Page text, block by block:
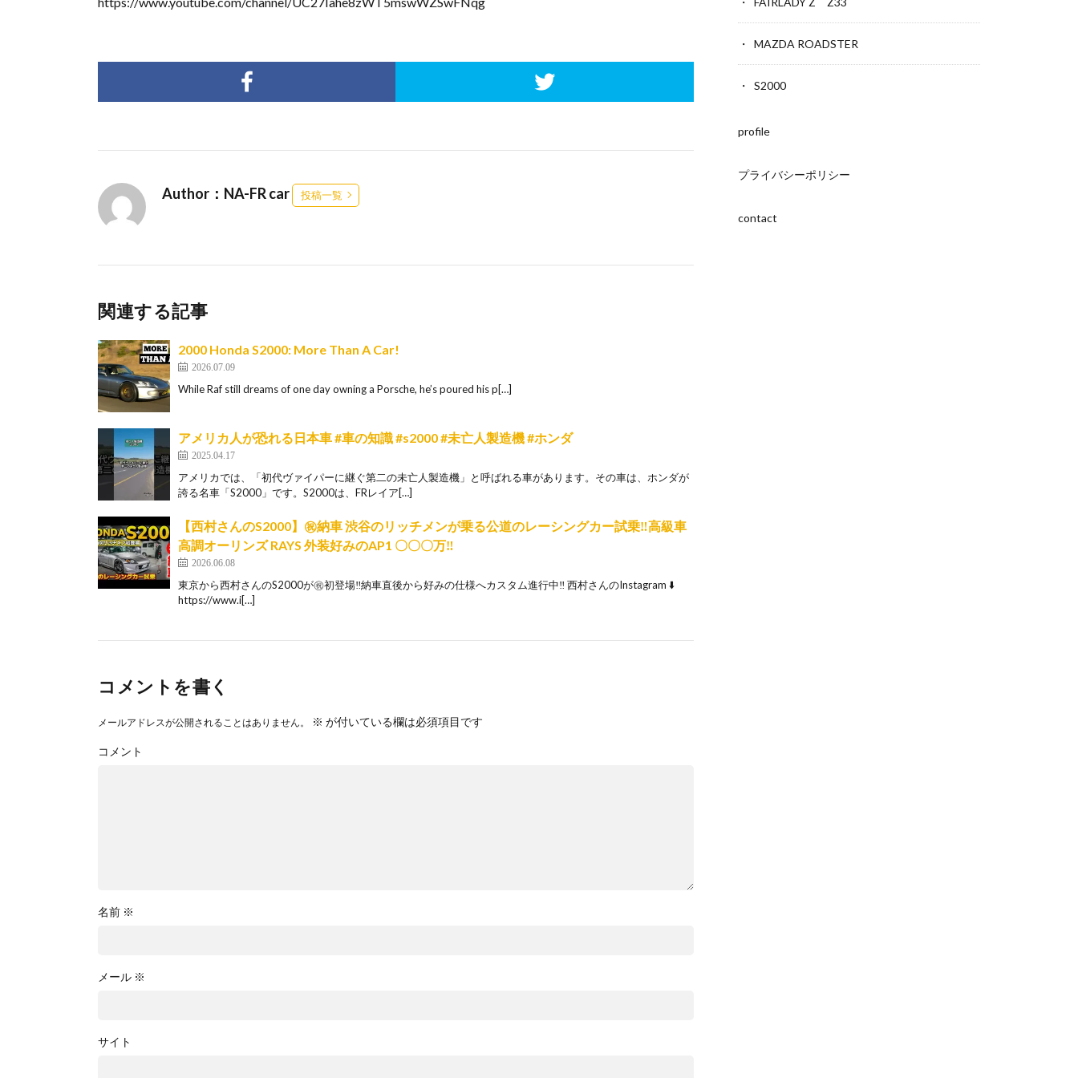
Author：NA-FR car 投稿一覧
関連する記事
2000 Honda S2000: More Than A Car!
2026.07.09
While Raf still dreams of one day owning a Porsche, he’s poured his p[…]
アメリカ人が恐れる日本車 #車の知識 #s2000 #未亡人製造機 #ホンダ
2025.04.17
アメリカでは、「初代ヴァイパーに継ぐ第二の未亡人製造機」と呼ばれる車があります。その車は、ホンダが
誇る名車「S2000」です。S2000は、FRレイア[…]
【西村さんのS2000】㊗️納車 渋谷のリッチメンが乗る公道のレーシングカー試乗‼️高級車
高調オーリンズ RAYS 外装好みのAP1 〇〇〇万‼️
2026.06.08
東京から西村さんのS2000が㊗️初登場‼️納車直後から好みの仕様へカスタム進行中‼️ 西村さんのInstagram ⬇️
https://www.i[…]
コメントを書く
メールアドレスが公開されることはありません。 ※ が付いている欄は必須項目です
コメント
名前 ※
メール ※
サイト
MAZDA ROADSTER
S2000
profile
プライバシーポリシー
contact